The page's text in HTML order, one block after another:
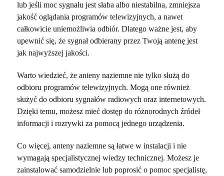
lub jeśli moc sygnału jest słaba albo niestabilna, zmniejsza
jakość oglądania programów telewizyjnych, a nawet
całkowicie uniemożliwia odbiór. Dlatego ważne jest, aby
upewnić się, że sygnał odbierany przez Twoją antenę jest
jak najwyższej jakości.
Warto wiedzieć, że anteny naziemne nie tylko służą do
odbioru programów telewizyjnych. Mogą one również
służyć do odbioru sygnałów radiowych oraz internetowych.
Dzięki temu, możesz mieć dostęp do różnorodnych źródeł
informacji i rozrywki za pomocą jednego urządzenia.
Co więcej, anteny naziemne są łatwe w instalacji i nie
wymagają specjalistycznej wiedzy technicznej. Możesz je
zainstalować samodzielnie lub poprosić o pomoc specjalistę,